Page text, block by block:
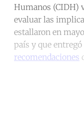
Humanos (CIDH)
evaluar las
estallaron en
país y que
recomendaciones